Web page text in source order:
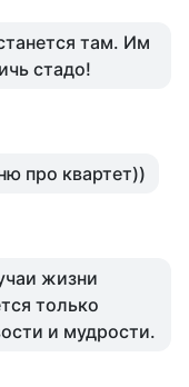
там. Им
стадо!
про квартет))
жизни
только
и мудрости.